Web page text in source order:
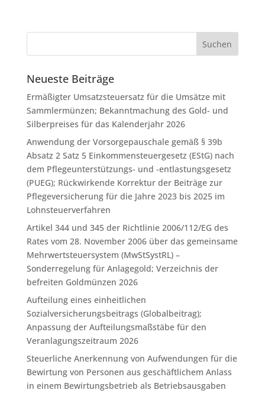
Neueste Beiträge
Ermäßigter Umsatzsteuersatz für die Umsätze mit
Sammlermünzen; Bekanntmachung des Gold- und
Silberpreises für das Kalenderjahr 2026
Anwendung der Vorsorgepauschale gemäß § 39b
Absatz 2 Satz 5 Einkommensteuergesetz (EStG) nach
dem Pflegeunterstützungs- und -entlastungsgesetz
(PUEG); Rückwirkende Korrektur der Beiträge zur
Pflegeversicherung für die Jahre 2023 bis 2025 im
Lohnsteuerverfahren
Artikel 344 und 345 der Richtlinie 2006/112/EG des
Rates vom 28. November 2006 über das gemeinsame
Mehrwertsteuersystem (MwStSystRL) –
Sonderregelung für Anlagegold; Verzeichnis der
befreiten Goldmünzen 2026
Aufteilung eines einheitlichen
Sozialversicherungsbeitrags (Globalbeitrag);
Anpassung der Aufteilungsmaßstäbe für den
Veranlagungszeitraum 2026
Steuerliche Anerkennung von Aufwendungen für die
Bewirtung von Personen aus geschäftlichem Anlass
in einem Bewirtungsbetrieb als Betriebsausgaben